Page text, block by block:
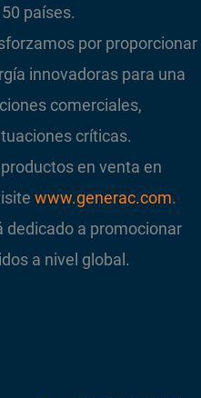
países.
por proporcionar
innovadoras para una
comerciales,
críticas.
en venta en
www.generac.com.
dedicado a promocionar
a nivel global.